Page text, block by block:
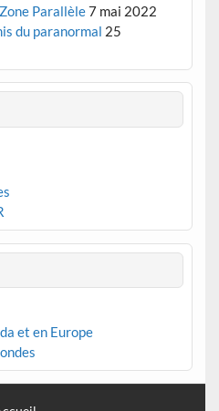
Parallèle7 mai 2022
du paranormal 25
et en Europe